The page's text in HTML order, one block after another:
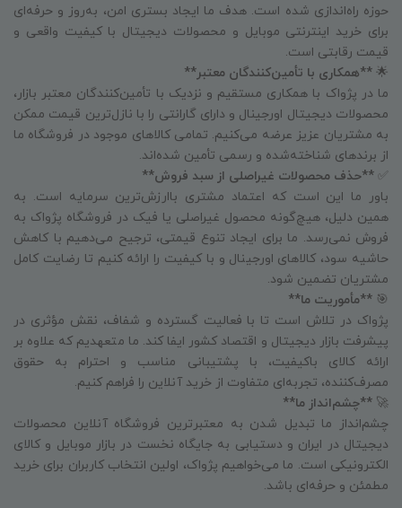
حوزه راه‌اندازی شده است. هدف ما ایجاد بستری امن، به‌روز و حرفه‌ای
برای خرید اینترنتی موبایل و محصولات دیجیتال با کیفیت واقعی و
قیمت رقابتی است.
🌟 **همکاری با تأمین‌کنندگان معتبر**
ما در پژواک با همکاری مستقیم و نزدیک با تأمین‌کنندگان معتبر بازار،
محصولات دیجیتال اورجینال و دارای گارانتی را با نازل‌ترین قیمت ممکن
به مشتریان عزیز عرضه می‌کنیم. تمامی کالاهای موجود در فروشگاه ما
از برندهای شناخته‌شده و رسمی تأمین شده‌اند.
✅ **حذف محصولات غیراصلی از سبد فروش**
باور ما این است که اعتماد مشتری باارزش‌ترین سرمایه است. به
همین دلیل، هیچ‌گونه محصول غیراصلی یا فیک در فروشگاه پژواک به
فروش نمی‌رسد. ما برای ایجاد تنوع قیمتی، ترجیح می‌دهیم با کاهش
حاشیه سود، کالاهای اورجینال و با کیفیت را ارائه کنیم تا رضایت کامل
مشتریان تضمین شود.
🎯 **مأموریت ما**
پژواک در تلاش است تا با فعالیت گسترده و شفاف، نقش مؤثری در
پیشرفت بازار دیجیتال و اقتصاد کشور ایفا کند. ما متعهدیم که علاوه بر
ارائه کالای باکیفیت، با پشتیبانی مناسب و احترام به حقوق
مصرف‌کننده، تجربه‌ای متفاوت از خرید آنلاین را فراهم کنیم.
🚀 **چشم‌انداز ما**
چشم‌انداز ما تبدیل شدن به معتبرترین فروشگاه آنلاین محصولات
دیجیتال در ایران و دستیابی به جایگاه نخست در بازار موبایل و کالای
الکترونیکی است. ما می‌خواهیم پژواک، اولین انتخاب کاربران برای خرید
مطمئن و حرفه‌ای باشد.